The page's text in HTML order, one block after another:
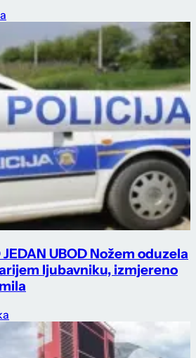
JEDAN UBOD Nožem oduzela
ljubavniku, izmjereno